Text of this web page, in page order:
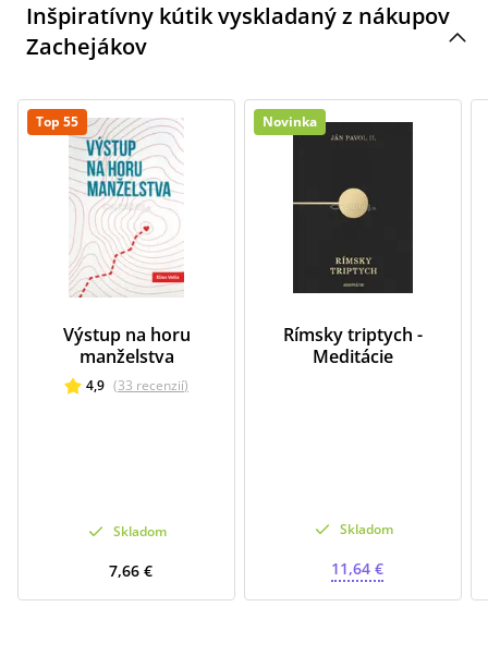
Inšpiratívny kútik vyskladaný z nákupov
Zachejákov
Top 55
Výstup na horu
manželstva
4,9 (33 recenzií)
Skladom
7,66 €
Novinka
Rímsky triptych -
Meditácie
Skladom
11,64 €